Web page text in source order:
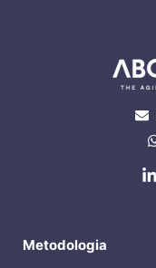
Metodologia